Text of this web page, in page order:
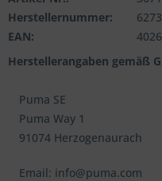
Herstellernummer:
EAN:
Herstellerangaben gemäß
Puma SE
Puma Way 1
91074 Herzogenaurach
Email: info@puma.com